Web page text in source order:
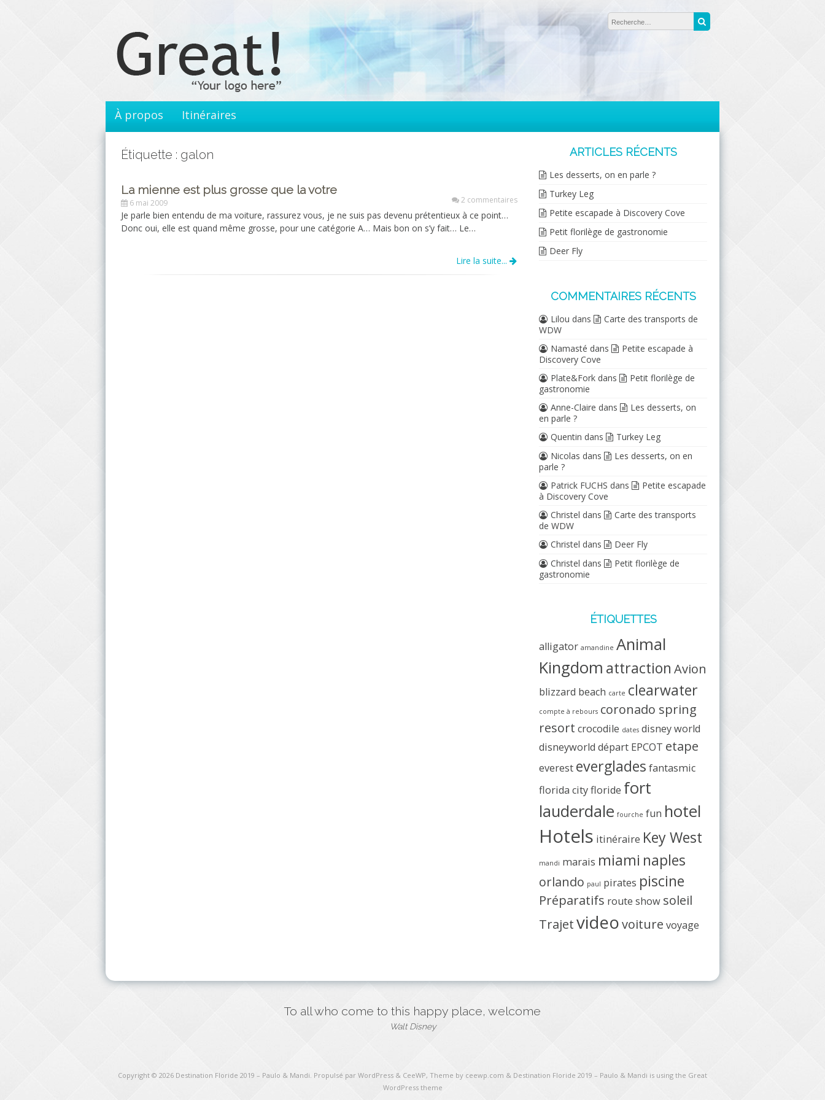
contenu
principal
À propos Itinéraires
Étiquette : galon
La mienne est plus grosse que la votre
6 mai 2009 2 commentaires
Je parle bien entendu de ma voiture, rassurez vous, je ne suis pas devenu prétentieux à ce point…
Donc oui, elle est quand même grosse, pour une catégorie A… Mais bon on s’y fait… Le…
Lire la suite...
ARTICLES RÉCENTS
Les desserts, on en parle ?
Turkey Leg
Petite escapade à Discovery Cove
Petit florilège de gastronomie
Deer Fly
COMMENTAIRES RÉCENTS
Lilou dans
Carte des transports de
WDW
Namasté dans
Petite escapade à
Discovery Cove
Plate&Fork dans
Petit florilège de
gastronomie
Anne-Claire dans
Les desserts, on
en parle ?
Quentin dans
Turkey Leg
Nicolas dans
Les desserts, on en
parle ?
Patrick FUCHS dans
Petite escapade
à Discovery Cove
Christel dans
Carte des transports
de WDW
Christel dans
Deer Fly
Christel dans
Petit florilège de
gastronomie
ÉTIQUETTES
alligator amandine Animal
Kingdom attraction Avion
blizzard beach carte clearwater
compte à rebours coronado spring
resort crocodile dates disney world
disneyworld départ EPCOT etape
everest everglades fantasmic
florida cityfloride fort
lauderdale fourche fun hotel
Hotels itinéraire Key West
mandi marais miami naples
orlando paul pirates piscine
Préparatifs route show soleil
Trajetvideovoiture voyage
To all who come to this happy place, welcome
Walt Disney
Copyright © 2026 Destination Floride 2019 – Paulo & Mandi. Propulsé par WordPress & CeeWP, Theme by ceewp.com & Destination Floride 2019 – Paulo & Mandi is using the Great
WordPress theme